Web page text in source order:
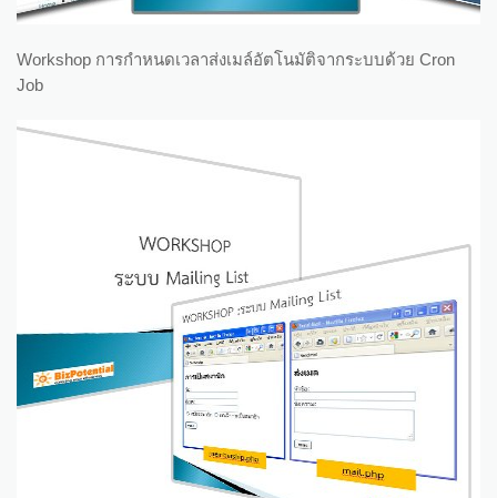
Workshop การกำหนดเวลาส่งเมล์อัตโนมัติจากระบบด้วย Cron
Job